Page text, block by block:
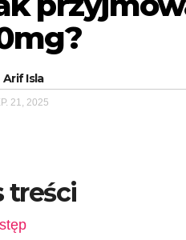
Arif Isla
21, 2025
treści